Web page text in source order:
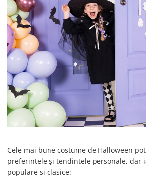
Confetti
Suflatori si Coifuri
Petrecere Star Wars
Petrecere Super Mario
Petrecere Supereroi
Petreceri Fete
Petrecere Buburuza Miraculoasa
Petrecere Ferma Animalelor
Petrecere Frozen
Petrecere Little Star
Petrecere LOL Surprise
Petrecere Mica Sirena
Petrecere Minnie Mouse
Petrecere Pisicute
Cele mai bune costume de Halloween
preferintele și tendintele personale, dar
populare si clasice: